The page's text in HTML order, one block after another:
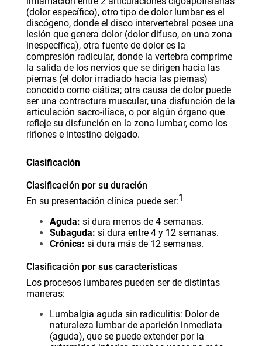
(dolor específico), otro tipo de dolor lumbar es el
discógeno, donde el disco intervertebral posee una
lesión que genera dolor (dolor difuso, en una zona
inespecífica), otra fuente de dolor es la
compresión radicular, donde la vertebra comprime
la salida de los nervios que se dirigen hacia las
piernas (el dolor irradiado hacia las piernas)
conocido como ciática; otra causa de dolor puede
ser una contractura muscular, una disfunción de la
articulación sacro-ilíaca, o por algún órgano que
refleje su disfunción en la zona lumbar, como los
riñones e intestino delgado.
Clasificación
Clasificación por su duración
En su presentación clínica puede ser:1
Aguda: si dura menos de 4 semanas.
Subaguda: si dura entre 4 y 12 semanas.
Crónica: si dura más de 12 semanas.
Clasificación por sus características
Los procesos lumbares pueden ser de distintas
maneras:
Lumbalgia aguda sin radiculitis: Dolor de
naturaleza lumbar de aparición inmediata
(aguda), que se puede extender por la